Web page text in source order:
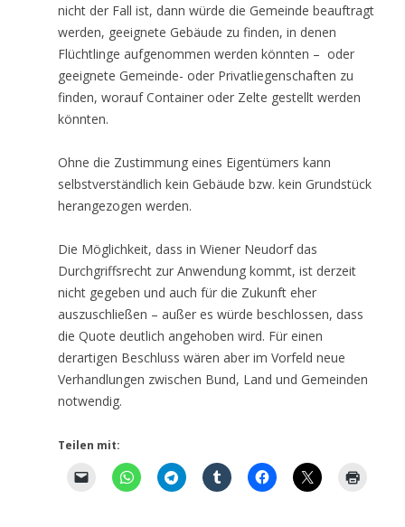
nicht der Fall ist, dann würde die Gemeinde beauftragt
werden, geeignete Gebäude zu finden, in denen
Flüchtlinge aufgenommen werden könnten – oder
geeignete Gemeinde- oder Privatliegenschaften zu
finden, worauf Container oder Zelte gestellt werden
könnten.
Ohne die Zustimmung eines Eigentümers kann
selbstverständlich kein Gebäude bzw. kein Grundstück
herangezogen werden.
Die Möglichkeit, dass in Wiener Neudorf das
Durchgriffsrecht zur Anwendung kommt, ist derzeit
nicht gegeben und auch für die Zukunft eher
auszuschließen – außer es würde beschlossen, dass
die Quote deutlich angehoben wird. Für einen
derartigen Beschluss wären aber im Vorfeld neue
Verhandlungen zwischen Bund, Land und Gemeinden
notwendig.
Teilen mit: